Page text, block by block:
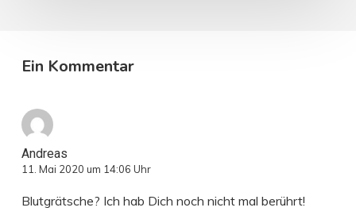
Ein Kommentar
Andreas
11. Mai 2020 um 14:06 Uhr
Blutgrätsche? Ich hab Dich noch nicht mal berührt!